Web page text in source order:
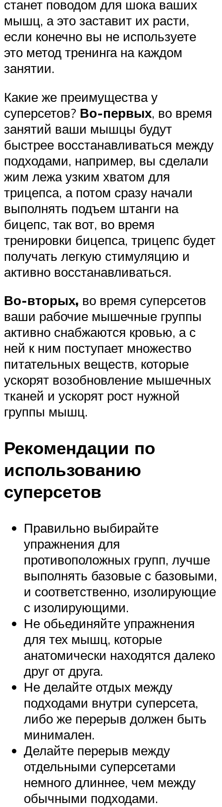
станет поводом для шока ваших
мышц, а это заставит их расти,
если конечно вы не используете
это метод тренинга на каждом
занятии.
Какие же преимущества у
суперсетов? Во-первых, во время
занятий ваши мышцы будут
быстрее восстанавливаться между
подходами, например, вы сделали
жим лежа узким хватом для
трицепса, а потом сразу начали
выполнять подъем штанги на
бицепс, так вот, во время
тренировки бицепса, трицепс будет
получать легкую стимуляцию и
активно восстанавливаться.
Во-вторых, во время суперсетов
ваши рабочие мышечные группы
активно снабжаются кровью, а с
ней к ним поступает множество
питательных веществ, которые
ускорят возобновление мышечных
тканей и ускорят рост нужной
группы мышц.
Рекомендации по
использованию
суперсетов
Правильно выбирайте
упражнения для
противоположных групп, лучше
выполнять базовые с базовыми,
и соответственно, изолирующие
с изолирующими.
Не обьединяйте упражнения
для тех мышц, которые
анатомически находятся далеко
друг от друга.
Не делайте отдых между
подходами внутри суперсета,
либо же перерыв должен быть
минимален.
Делайте перерыв между
отдельными суперсетами
немного длиннее, чем между
обычными подходами.